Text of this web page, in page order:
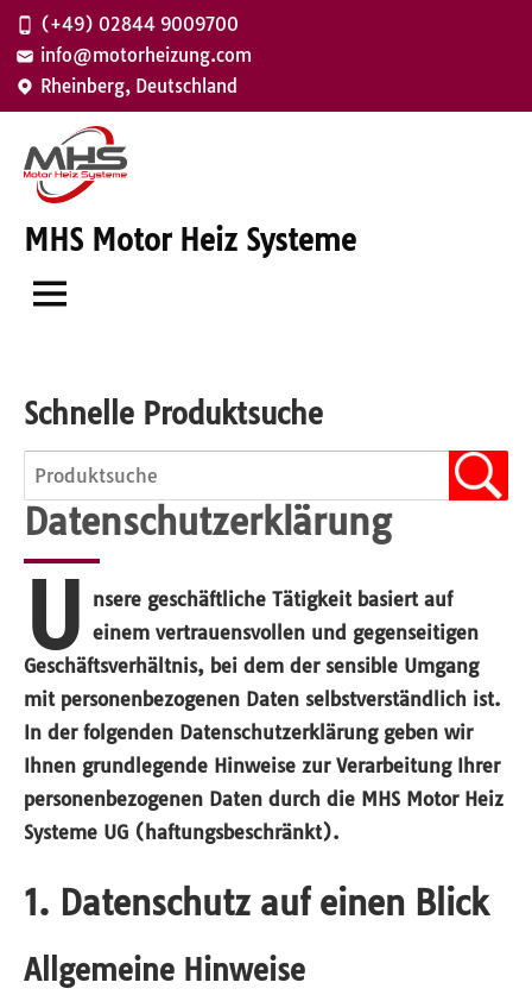
Zum
Inhalt
springen
(+49) 02844 9009700
info@motorheizung.com
Rheinberg, Deutschland
MHS Motor Heiz Systeme
Schnelle Produktsuche
Datenschutz­erklärung
U nsere geschäftliche Tätigkeit basiert auf
einem vertrauensvollen und gegenseitigen
Geschäftsverhältnis, bei dem der sensible Umgang
mit personenbezogenen Daten selbstverständlich ist.
In der folgenden Datenschutzerklärung geben wir
Ihnen grundlegende Hinweise zur Verarbeitung Ihrer
personenbezogenen Daten durch die MHS Motor Heiz
Systeme UG (haftungsbeschränkt).
1. Datenschutz auf einen Blick
Allgemeine Hinweise